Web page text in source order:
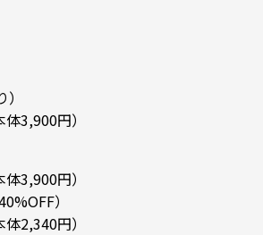
3,900円）
3,900円）
）
2,340円）